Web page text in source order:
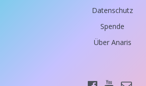
Datenschutz
Spende
Über Anaris